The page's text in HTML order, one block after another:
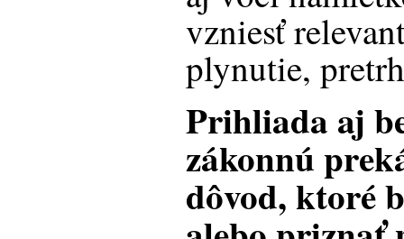
vzniesť
plynutie,
Prihliada aj
zákonnú
dôvod, ktoré